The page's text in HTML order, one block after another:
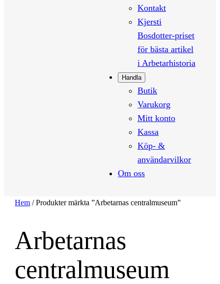
Kontakt
Kjersti
Bosdotter-priset
för bästa artikel
i Arbetarhistoria
Handla
Butik
Varukorg
Mitt konto
Kassa
Köp- &
användarvilkor
Om oss
Hem / Produkter märkta ”Arbetarnas centralmuseum”
Arbetarnas
centralmuseum